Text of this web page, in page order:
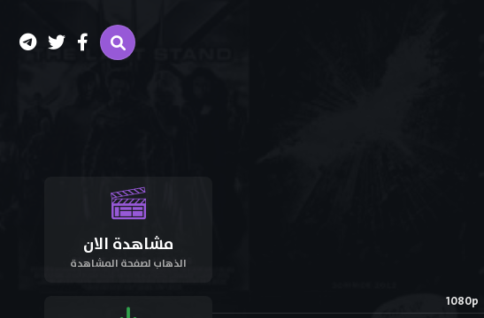
1080p
مشاهدة الان
الذهاب لصفحة المشاهدة